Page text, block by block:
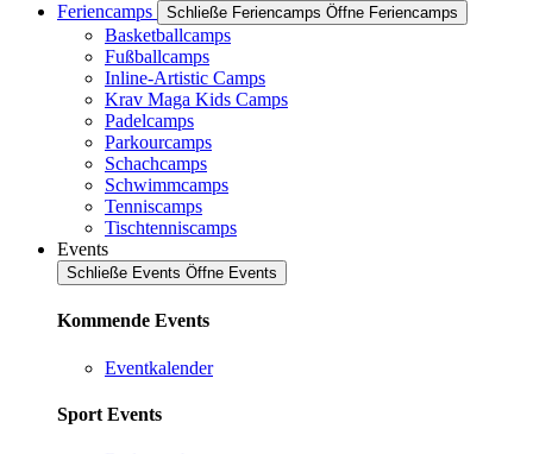
Feriencamps
Schließe Feriencamps Öffne Feriencamps
Basketballcamps
Fußballcamps
Inline-Artistic Camps
Krav Maga Kids Camps
Padelcamps
Parkourcamps
Schachcamps
Schwimmcamps
Tenniscamps
Tischtenniscamps
Events
Schließe Events Öffne Events
Kommende Events
Eventkalender
Sport Events